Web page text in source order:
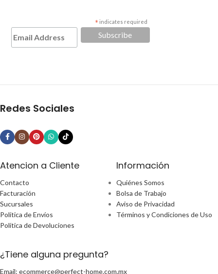
* indicates required
Redes Sociales
Atencion a Cliente
Contacto
Facturación
Sucursales
Política de Envíos
Política de Devoluciones
Información
Quiénes Somos
Bolsa de Trabajo
Aviso de Privacidad
Términos y Condiciones de Uso
¿Tiene alguna pregunta?
Email: ecommerce@perfect-home.com.mx